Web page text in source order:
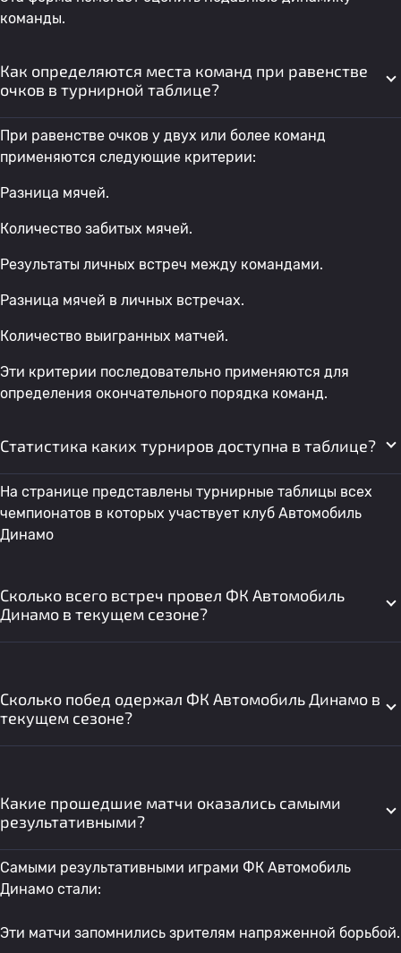
команды.
Как определяются места команд при равенстве
очков в турнирной таблице?
При равенстве очков у двух или более команд
применяются следующие критерии:
Разница мячей.
Количество забитых мячей.
Результаты личных встреч между командами.
Разница мячей в личных встречах.
Количество выигранных матчей.
Эти критерии последовательно применяются для
определения окончательного порядка команд.
Статистика каких турниров доступна в таблице?
На странице представлены турнирные таблицы всех
чемпионатов в которых участвует клуб Автомобиль
Динамо
Сколько всего встреч провел ФК Автомобиль
Динамо в текущем сезоне?
Сколько побед одержал ФК Автомобиль Динамо в
текущем сезоне?
Какие прошедшие матчи оказались самыми
результативными?
Самыми результативными играми ФК Автомобиль
Динамо стали:
Эти матчи запомнились зрителям напряженной борьбой.